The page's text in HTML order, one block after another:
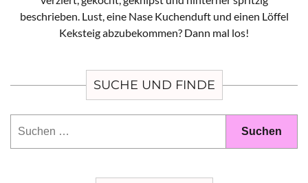
beschrieben. Lust, eine Nase Kuchenduft und einen Löffel
Keksteig abzubekommen? Dann mal los!
SUCHE UND FINDE